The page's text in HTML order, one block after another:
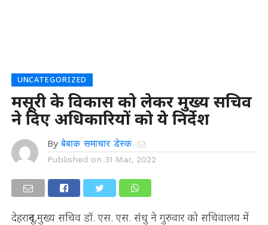
UNCATEGORIZED
मसूरी के विकास को लेकर मुख्य सचिव
ने दिए अधिकारियों को ये निर्देश
By बेबाक समाचार डेस्क
Published on 31 Mar, 2022
देहरादून,मुख्य सचिव डॉ. एस. एस. संधु ने गुरुवार को सचिवालय में